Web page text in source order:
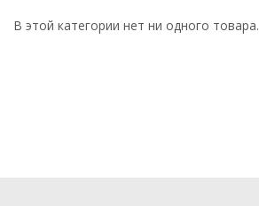
В этой категории нет ни одного товара.